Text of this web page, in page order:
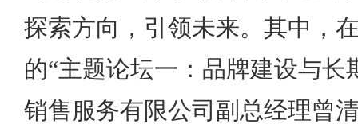
探索方向，引领未来。其中，
的“主题论坛一：品牌建设与长
销售服务有限公司副总经理曾